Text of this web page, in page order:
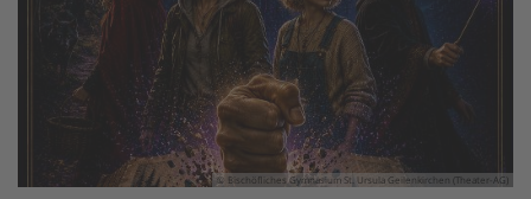
© Bischöfliches Gymnasium St. Ursula Geilenkirchen (Theater-AG)